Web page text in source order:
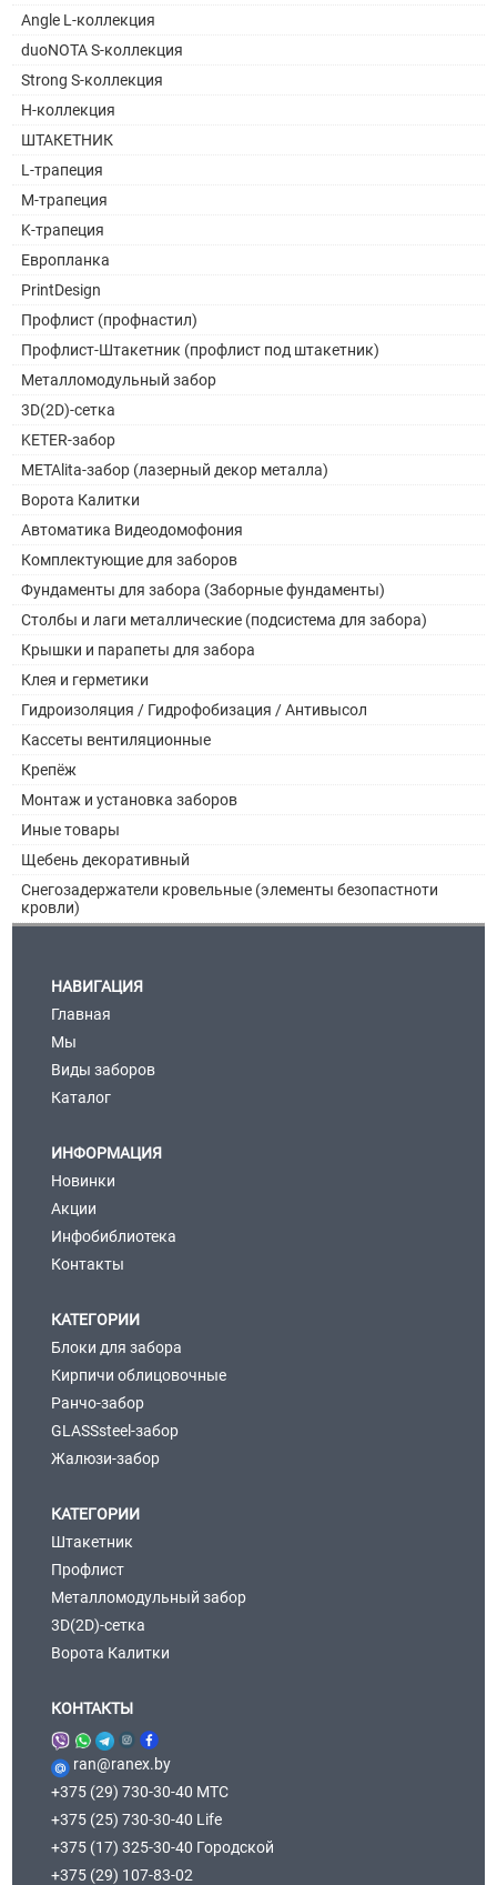
Angle L-коллекция
duoNOTA S-коллекция
Strong S-коллекция
H-коллекция
ШТАКЕТНИК
L-трапеция
M-трапеция
K-трапеция
Европланка
PrintDesign
Профлист (профнастил)
Профлист-Штакетник (профлист под штакетник)
Металломодульный забор
3D(2D)-сетка
KETER-забор
METAlita-забор (лазерный декор металла)
Ворота Калитки
Автоматика Видеодомофония
Комплектующие для заборов
Фундаменты для забора (Заборные фундаменты)
Столбы и лаги металлические (подсистема для забора)
Крышки и парапеты для забора
Клея и герметики
Гидроизоляция / Гидрофобизация / Антивысол
Кассеты вентиляционные
Крепёж
Монтаж и установка заборов
Иные товары
Щебень декоративный
Снегозадержатели кровельные (элементы безопастноти
кровли)
НАВИГАЦИЯ
Главная
Мы
Виды заборов
Каталог
ИНФОРМАЦИЯ
Новинки
Акции
Инфобиблиотека
Контакты
КАТЕГОРИИ
Блоки для забора
Кирпичи облицовочные
Ранчо-забор
GLASSsteel-забор
Жалюзи-забор
КАТЕГОРИИ
Штакетник
Профлист
Металломодульный забор
3D(2D)-сетка
Ворота Калитки
КОНТАКТЫ
ran@ranex.by
+375 (29) 730-30-40 МТС
+375 (25) 730-30-40 Life
+375 (17) 325-30-40 Городской
+375 (29) 107-83-02